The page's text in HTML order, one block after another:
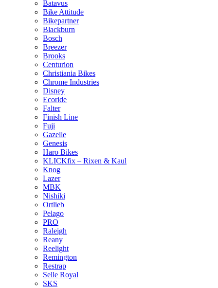
Batavus
Bike Attitude
Bikepartner
Blackburn
Bosch
Breezer
Brooks
Centurion
Christiania Bikes
Chrome Industries
Disney
Ecoride
Falter
Finish Line
Fuji
Gazelle
Genesis
Haro Bikes
KLICKfix – Rixen & Kaul
Knog
Lazer
MBK
Nishiki
Ortlieb
Pelago
PRO
Raleigh
Reany
Reelight
Remington
Restrap
Selle Royal
SKS